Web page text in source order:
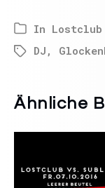
In Lostclub
DJ ,
Ähnliche